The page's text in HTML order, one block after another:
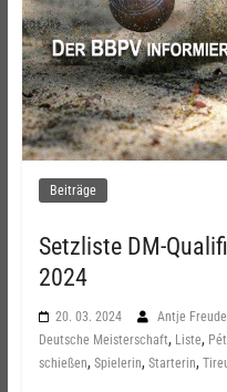
Beiträge
Setzliste DM-
2024
20. 03. 2024 Antje
Deutsche Meisterschaft, Liste,
schießen, Spielerin, Starterin,